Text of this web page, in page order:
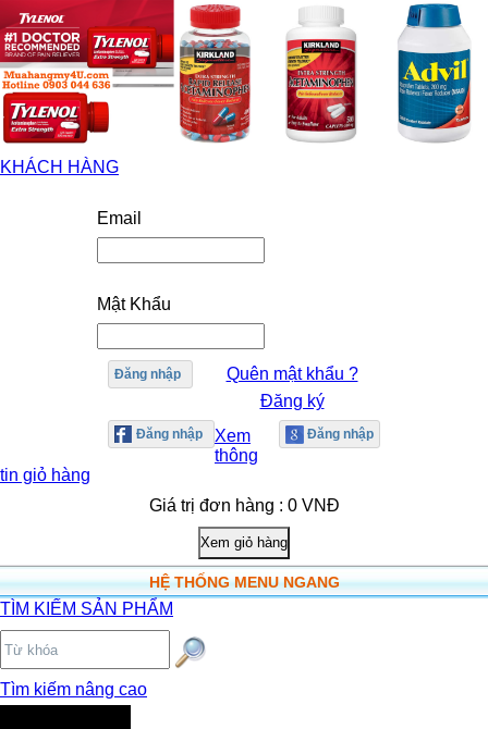
KHÁCH HÀNG
Email
Mật Khẩu
Đăng nhập
Quên mật khẩu ?
Đăng ký
Xem
thông
tin giỏ hàng
Giá trị đơn hàng : 0 VNĐ
HỆ THỐNG MENU NGANG
TÌM KIẾM SẢN PHẨM
Tìm kiếm nâng cao